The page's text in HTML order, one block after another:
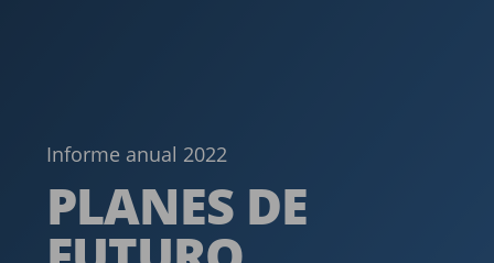
Informe anual 2022
PLANES DE